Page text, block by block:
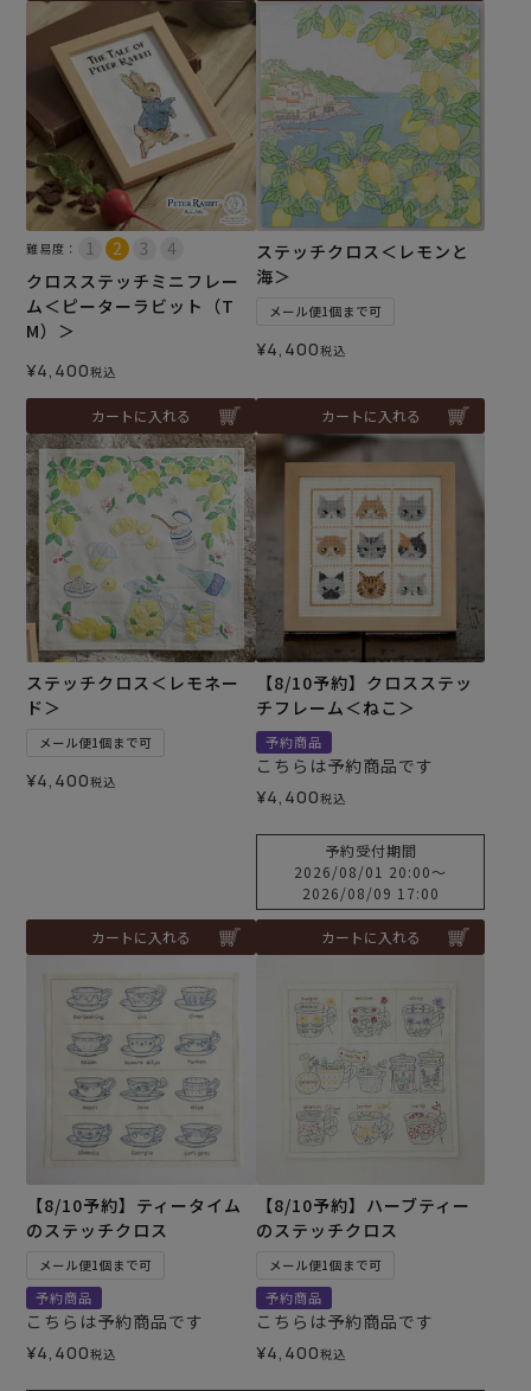
難易度：
クロスステッチミニフレー
ム＜ピーターラビット（T
M）＞
¥4,400税込
カートに入れる
ステッチクロス＜レモンと
海＞
メール便1個まで可
¥4,400税込
カートに入れる
ステッチクロス＜レモネー
ド＞
メール便1個まで可
¥4,400税込
カートに入れる
【8/10予約】クロスステッ
チフレーム＜ねこ＞
予約商品
こちらは予約商品です
¥4,400税込
予約受付期間
2026/08/01 20:00〜
2026/08/09 17:00
カートに入れる
【8/10予約】ティータイム
のステッチクロス
メール便1個まで可
予約商品
こちらは予約商品です
¥4,400税込
【8/10予約】ハーブティー
のステッチクロス
メール便1個まで可
予約商品
こちらは予約商品です
¥4,400税込